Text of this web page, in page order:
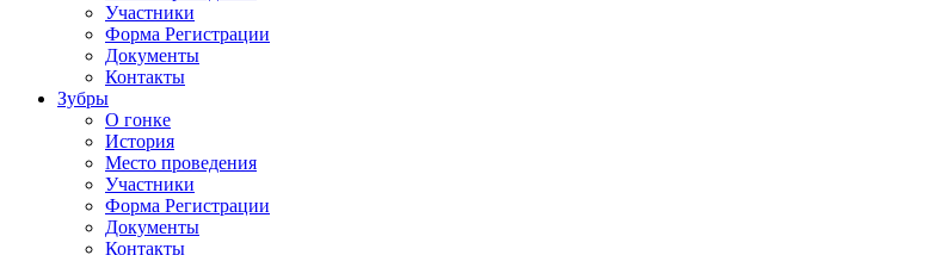
Участники
Форма Регистрации
Документы
Контакты
Зубры
О гонке
История
Место проведения
Участники
Форма Регистрации
Документы
Контакты